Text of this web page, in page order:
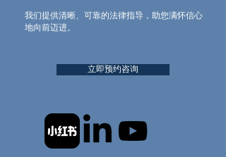
我们提供清晰、可靠的法律指导，助您满怀信心
地向前迈进。
立即预约咨询